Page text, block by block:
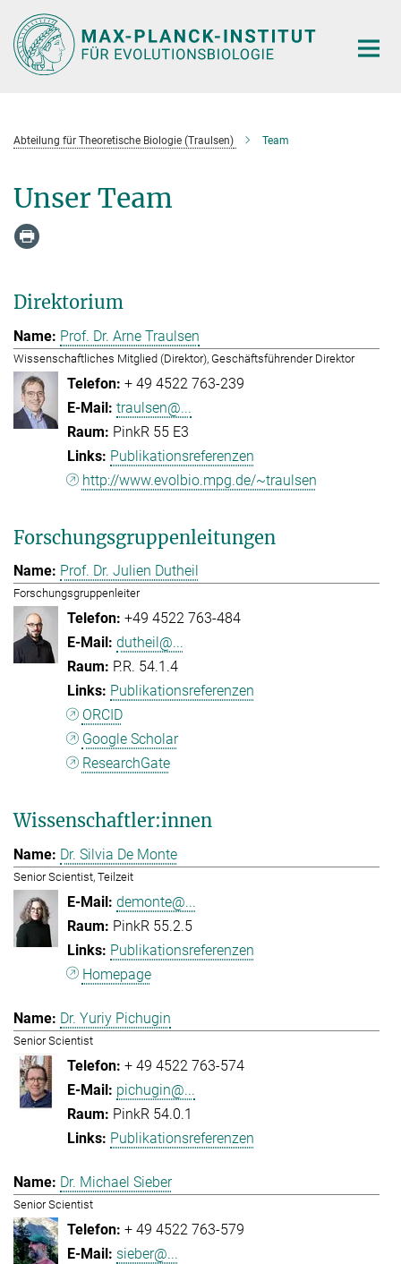
Hauptinhalt
Abteilung für Theoretische Biologie (Traulsen) Team
Unser Team
Direktorium
Prof. Dr. Arne Traulsen
Wissenschaftliches Mitglied (Direktor), Geschäftsführender Direktor
+ 49 4522 763-239
traulsen@...
PinkR 55 E3
Publikationsreferenzen
http://www.evolbio.mpg.de/~traulsen
Forschungsgruppenleitungen
Prof. Dr. Julien Dutheil
Forschungsgruppenleiter
+49 4522 763-484
dutheil@...
P.R. 54.1.4
Publikationsreferenzen
ORCID
Google Scholar
ResearchGate
Wissenschaftler:innen
Dr. Silvia De Monte
Senior Scientist, Teilzeit
demonte@...
PinkR 55.2.5
Publikationsreferenzen
Homepage
Dr. Yuriy Pichugin
Senior Scientist
+ 49 4522 763-574
pichugin@...
PinkR 54.0.1
Publikationsreferenzen
Dr. Michael Sieber
Senior Scientist
+ 49 4522 763-579
sieber@...